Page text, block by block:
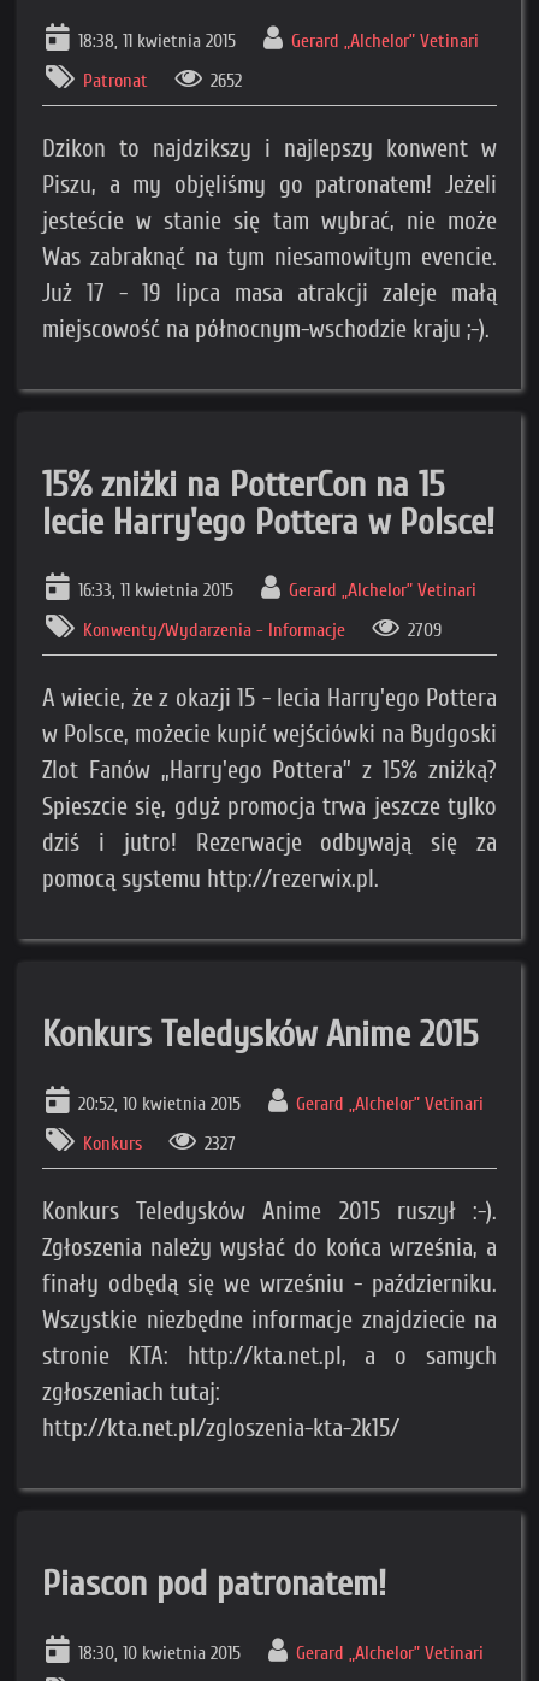
18:38, 11 kwietnia 2015
Gerard „Alchelor” Vetinari
Patronat
2652
Dzikon to najdzikszy i najlepszy konwent w
Piszu, a my objęliśmy go patronatem! Jeżeli
jesteście w stanie się tam wybrać, nie może
Was zabraknąć na tym niesamowitym evencie.
Już 17 - 19 lipca masa atrakcji zaleje małą
miejscowość na północnym-wschodzie kraju ;-).
15% zniżki na PotterCon na 15
lecie Harry'ego Pottera w Polsce!
16:33, 11 kwietnia 2015
Gerard „Alchelor” Vetinari
Konwenty/Wydarzenia - Informacje
2709
A wiecie, że z okazji 15 - lecia Harry'ego Pottera
w Polsce, możecie kupić wejściówki na Bydgoski
Zlot Fanów „Harry'ego Pottera” z 15% zniżką?
Spieszcie się, gdyż promocja trwa jeszcze tylko
dziś i jutro! Rezerwacje odbywają się za
pomocą systemu http://rezerwix.pl.
Konkurs Teledysków Anime 2015
20:52, 10 kwietnia 2015
Gerard „Alchelor” Vetinari
Konkurs
2327
Konkurs Teledysków Anime 2015 ruszył :-).
Zgłoszenia należy wysłać do końca września, a
finały odbędą się we wrześniu - październiku.
Wszystkie niezbędne informacje znajdziecie na
stronie KTA: http://kta.net.pl, a o samych
zgłoszeniach tutaj:
http://kta.net.pl/zgloszenia-kta-2k15/
Piascon pod patronatem!
18:30, 10 kwietnia 2015 Gerard „Alchelor” Vetinari